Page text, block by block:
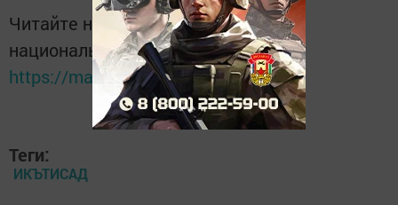
Читайте новости Татарстана в
национальном мессенджере MАХ:
https://max.ru/tatmedia
Теги:
ИКЪТИСАД